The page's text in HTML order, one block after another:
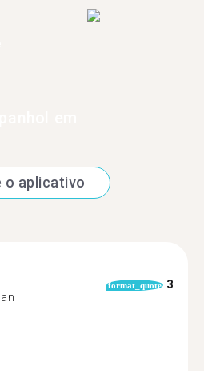
o aplicativo
format_quote 3